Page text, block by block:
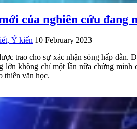
của nghiên cứu đang
Ý kiến 10 February 2023
trao cho sự xác nhận sóng hấp dẫn.
lớn không chỉ một lần nữa chứng
thiên văn học.